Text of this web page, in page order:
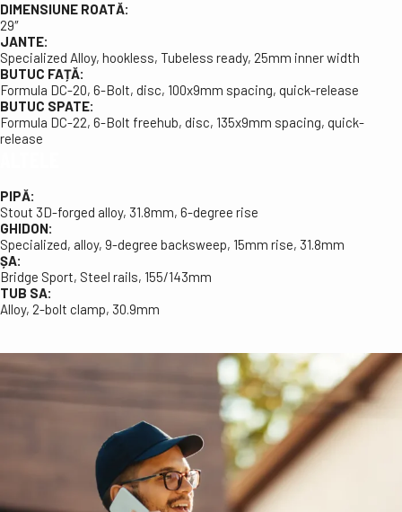
DIMENSIUNE ROATĂ:
29″
JANTE:
Specialized Alloy, hookless, Tubeless ready, 25mm inner width
BUTUC FAȚĂ:
Formula DC-20, 6-Bolt, disc, 100x9mm spacing, quick-release
BUTUC SPATE:
Formula DC-22, 6-Bolt freehub, disc, 135x9mm spacing, quick-
release
PIPĂ:
Stout 3D-forged alloy, 31.8mm, 6-degree rise
GHIDON:
Specialized, alloy, 9-degree backsweep, 15mm rise, 31.8mm
ȘA:
Bridge Sport, Steel rails, 155/143mm
TUB SA:
Alloy, 2-bolt clamp, 30.9mm